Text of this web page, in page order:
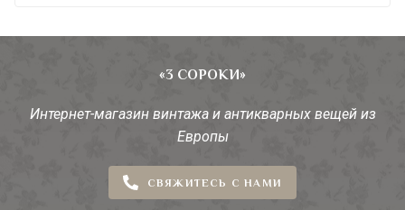
«3 СОРОКИ»
Интернет-магазин винтажа и антикварных вещей из
Европы
СВЯЖИТЕСЬ С НАМИ